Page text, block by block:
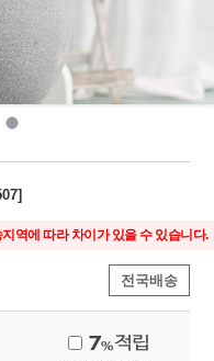
역에 따라 차이가 있을 수 있습니다.
전국배송